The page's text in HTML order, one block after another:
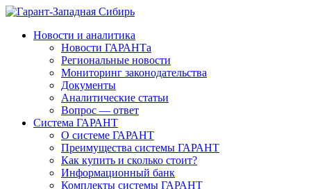
Новости и аналитика
Новости ГАРАНТа
Региональные новости
Мониторинг законодательства
Документы
Аналитические статьи
Вопрос — ответ
Система ГАРАНТ
О системе ГАРАНТ
Преимущества системы ГАРАНТ
Как купить и сколько стоит?
Информационный банк
Комплекты системы ГАРАНТ